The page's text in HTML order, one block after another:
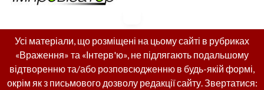
Усі матеріали, що розміщені на цьому сайті в рубриках
«Враження» та «Інтерв'ю», не підлягають подальшому
відтворенню та/або розповсюдженню в будь-якій формі,
окрім як з письмового дозволу редакції сайту. Звертатися: